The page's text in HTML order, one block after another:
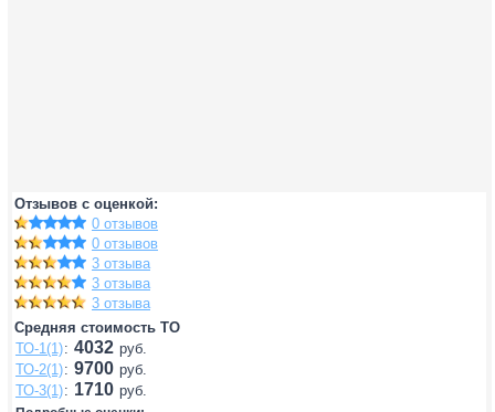
Отзывов с оценкой:
0 отзывов
0 отзывов
3 отзыва
3 отзыва
3 отзыва
Средняя стоимость ТО
ТО-1(1): 4032 руб.
ТО-2(1): 9700 руб.
ТО-3(1): 1710 руб.